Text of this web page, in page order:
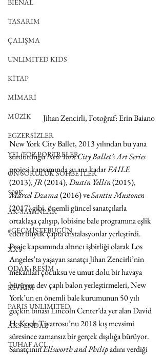
BİENAL
TASARIM
ÇALIŞMA
UNLIMITED KIDS
KİTAP
MİMARİ
MÜZİK
EGZERSİZLER
YEL TOZ PORTRELER
ON SORULUK SOHBETLER
500K
AK-SAYANLAR
#GEÇMİŞTEBUGÜN
XXY
ODAK: RESİM
KIVRIM
PARIS UNLIMITED
AKS-ENDAZ
TUHAF AÇI
Jihan Zencirli, Fotoğraf: Erin Baiano
New York City Ballet, 2013 yılından bu yana
sürdürdüğü New York City Ballet’s Art Series
projesi kapsamında şu ana kadar FAILE
(2013), JR (2014), Dustin Yellin (2015),
Marcel Dzama (2016) ve Santtu Mustonen
(2017) gibi, önemli güncel sanatçılarla
ortaklaşa çalışıp, lobisine bale programına eşlik
eden büyük çapta enstalasyonlar yerleştirdi.
Proje kapsamında altıncı işbirliği olarak Los
Angeles’ta yaşayan sanatçı Jihan Zencirli’nin
mekanları çocuksu ve umut dolu bir havaya
bürüyen dev çaplı balon yerleştirmeleri, New
York’un en önemli bale kurumunun 50 yılı
geçkin binası Lincoln Center’da yer alan David
H. Koch Tiyatrosu’nu 2018 kış mevsimi
süresince zamansız bir gerçek dışılığa bürüyor.
Sanatçının Ellsworth and Philip adını verdiği